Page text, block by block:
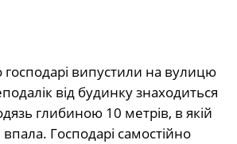
господарі випустили на вулицю
від будинку знаходиться
глибиною 10 метрів, в якій
впала. Господарі самостійно